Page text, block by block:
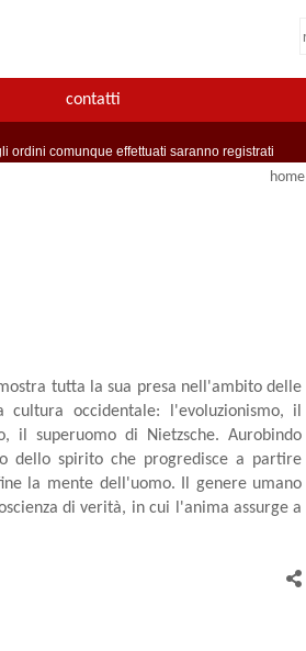
contatti
ordini comunque effettuati saranno registrati
home
tutta la sua presa nell'ambito delle
occidentale: l'evoluzionismo, il
il superuomo di Nietzsche. Aurobindo
dello spirito che progredisce a partire
la mente dell'uomo. Il genere umano
di verità, in cui l'anima assurge a